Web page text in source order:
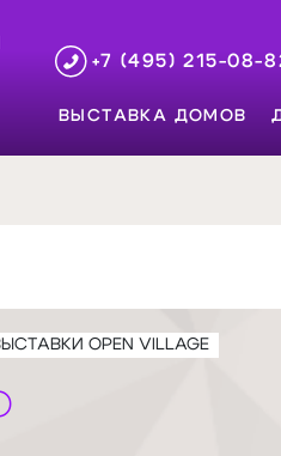
+7 (495) 215-08-
ВЫСТАВКА ДОМОВ
OPEN VILLAGE